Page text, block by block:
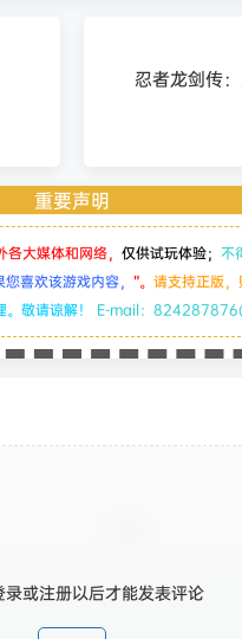
忍者龙剑传
重要声明
大媒体和网络， 仅供试玩体验； 不
您喜欢该游戏内容， ”。 请支持正版，
敬请谅解！ E-mail：
录或注册以后才能发表评论